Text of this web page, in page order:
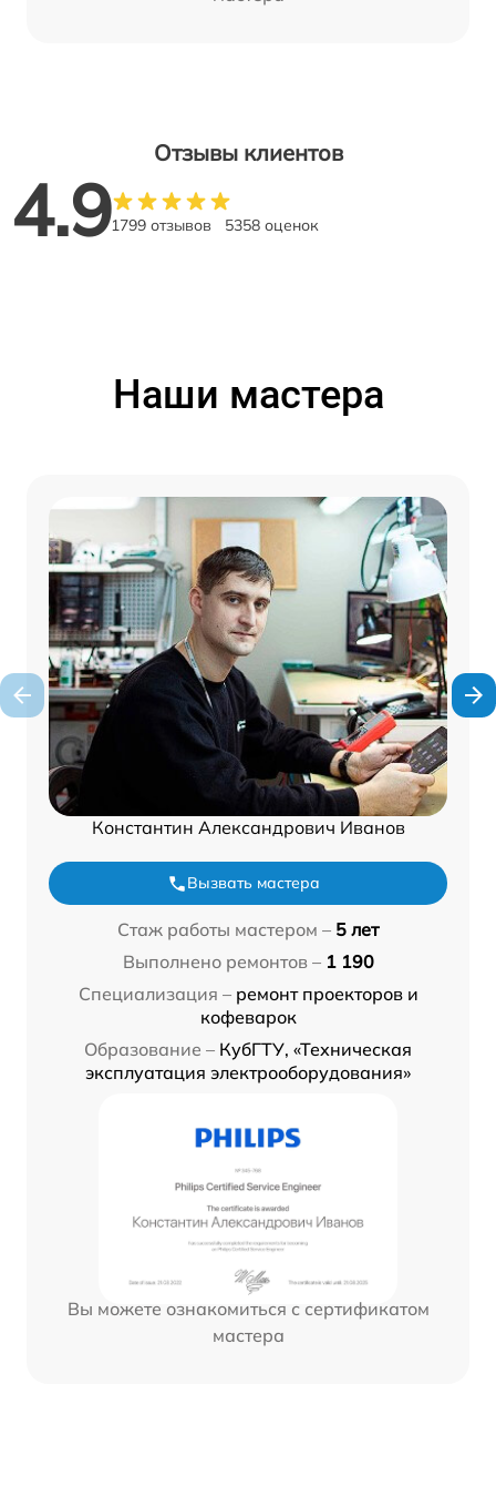
Отзывы клиентов
4.91799 отзывов 5358 оценок
Наши мастера
Константин Александрович Иванов
Вызвать мастера
Стаж работы мастером – 5 лет
Выполнено ремонтов – 1 190
Специализация – ремонт проекторов и
кофеварок
Образование – КубГТУ, «Техническая
эксплуатация электрооборудования»
Вы можете ознакомиться с сертификатом
мастера